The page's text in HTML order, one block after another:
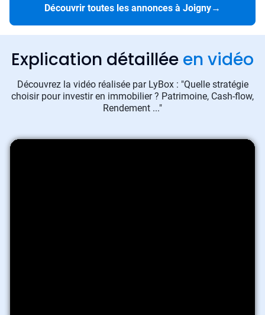
Découvrir toutes les annonces à Joigny→
Explication détaillée en vidéo
Découvrez la vidéo réalisée par LyBox : "Quelle stratégie
choisir pour investir en immobilier ? Patrimoine, Cash-flow,
Rendement ..."